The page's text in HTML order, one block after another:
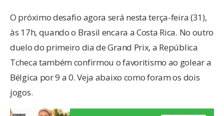
O próximo desafio agora será nesta terça-feira (31),
às 17h, quando o Brasil encara a Costa Rica. No outro
duelo do primeiro dia de Grand Prix, a República
Tcheca também confirmou o favoritismo ao golear a
Bélgica por 9 a 0. Veja abaixo como foram os dois
jogos.